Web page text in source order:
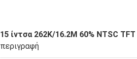
15 ίντσα 262K/16.2M 60% NTSC
περιγραφή